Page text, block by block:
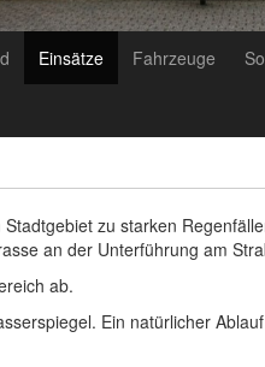
Einsätze Fahrzeuge
zu starken
an der Unterführung am
ab.
Ein natürlicher